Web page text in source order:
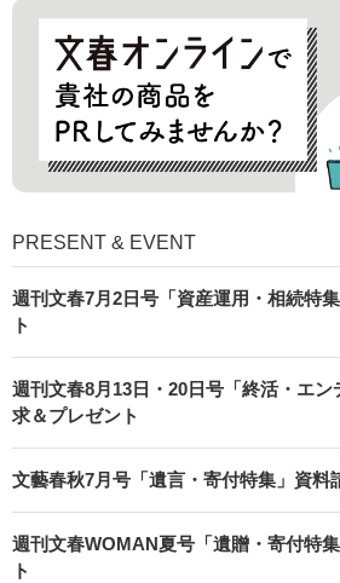
PRESENT & EVENT
週刊文春7月2日号「資産運用・相続特
ト
週刊文春8月13日・20日号「終活・エ
求＆プレゼント
文藝春秋7月号「遺言・寄付特集」資料
週刊文春WOMAN夏号「遺贈・寄付特
ト